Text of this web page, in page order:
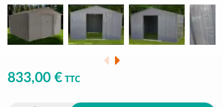
833,00 € TTC